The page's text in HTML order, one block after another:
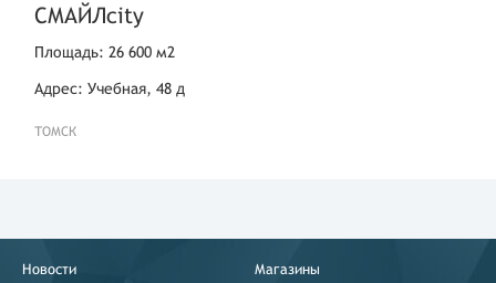
СМАЙЛcity
Площадь: 26 600 м2
Адрес: Учебная, 48 д
ТОМСК
Новости
Магазины